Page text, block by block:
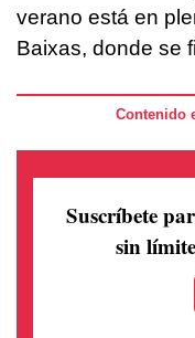
verano está en
Baixas, donde se
Contenido
Suscríbete
sin